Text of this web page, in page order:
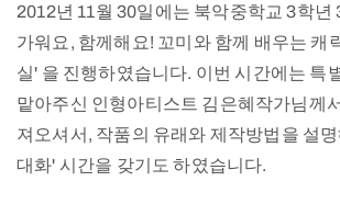
2012년 11월 30일에는 북악중학교 3학년
가워요, 함께해요! 꼬미와 함께 배우는 캐
실' 을 진행하였습니다. 이번 시간에는 특
맡아주신 인형아티스트 김은혜작가님께
져오셔서, 작품의 유래와 제작방법을 설
대화' 시간을 갖기도 하였습니다.